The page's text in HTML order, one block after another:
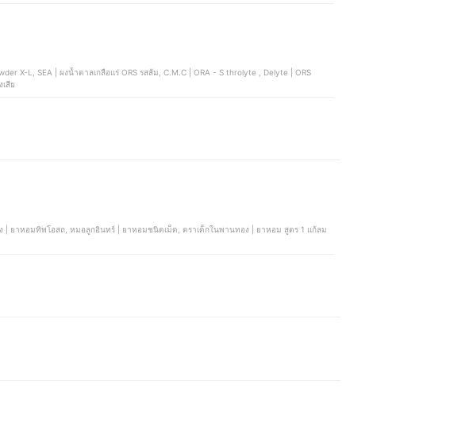
X-L, SEA | ผงน้ำตาลเกลือแร่ ORS รสส้ม, C.M.C | ORA - S throlyte , Delyte | ORS
สีย